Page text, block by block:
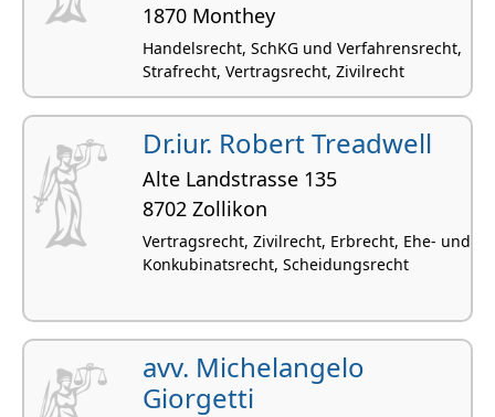
1870 Monthey
Handelsrecht, SchKG und Verfahrensrecht,
Strafrecht, Vertragsrecht, Zivilrecht
Dr.iur. Robert Treadwell
Alte Landstrasse 135
8702 Zollikon
Vertragsrecht, Zivilrecht, Erbrecht, Ehe- und
Konkubinatsrecht, Scheidungsrecht
avv. Michelangelo
Giorgetti